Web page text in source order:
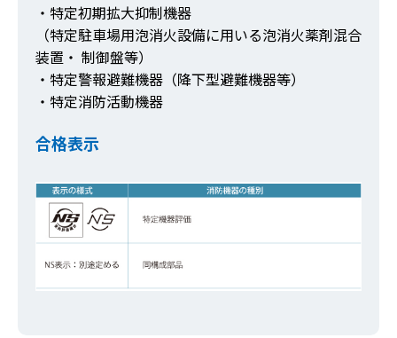
・特定初期拡大抑制機器
（特定駐車場用泡消火設備に用いる泡消火薬剤混合
装置・ 制御盤等）
・特定警報避難機器（降下型避難機器等）
・特定消防活動機器
合格表示